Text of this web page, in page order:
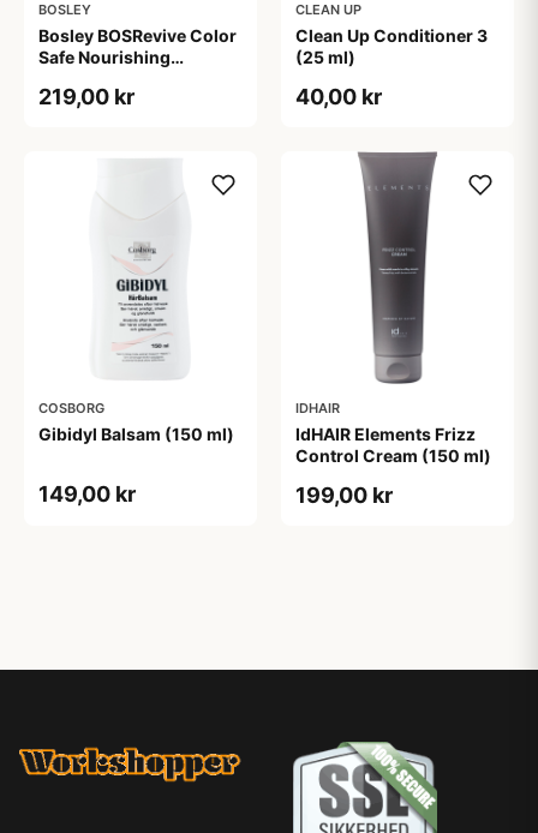
BOSLEY
Bosley BOSRevive Color
Safe Nourishing
219,00 kr
CLEAN UP
Clean Up Conditioner 3
(25 ml)
40,00 kr
COSBORG
Gibidyl Balsam (150 ml)
149,00 kr
IDHAIR
IdHAIR Elements Frizz
Control Cream (150 ml)
199,00 kr